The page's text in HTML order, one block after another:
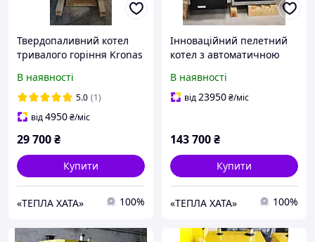
Твердопаливний котел
тривалого горіння Kronas
В наявності
5.0 (1)
від4950₴/міс
29 700₴
Купити
«ТЕПЛА ХАТА» 100%
Інноваційний пелетний
котел з автоматичною
AUTO 5K 17 кВт (Кронас
АВТО 5К)
В наявності
від23950₴/міс
143 700₴
Купити
«ТЕПЛА ХАТА» 100%